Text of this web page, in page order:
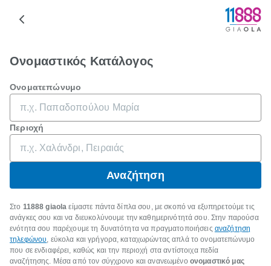
Ονομαστικός Κατάλογος
Ονοματεπώνυμο
Περιοχή
Αναζήτηση
Στο 11888 giaola είμαστε πάντα δίπλα σου, με σκοπό να εξυπηρετούμε τις
ανάγκες σου και να διευκολύνουμε την καθημερινότητά σου. Στην παρούσα
ενότητα σου παρέχουμε τη δυνατότητα να πραγματοποιήσεις αναζήτηση
τηλεφώνου, εύκολα και γρήγορα, καταχωρώντας απλά το ονοματεπώνυμο
που σε ενδιαφέρει, καθώς και την περιοχή στα αντίστοιχα πεδία
αναζήτησης. Μέσα από τον σύγχρονο και ανανεωμένο ονομαστικό μας